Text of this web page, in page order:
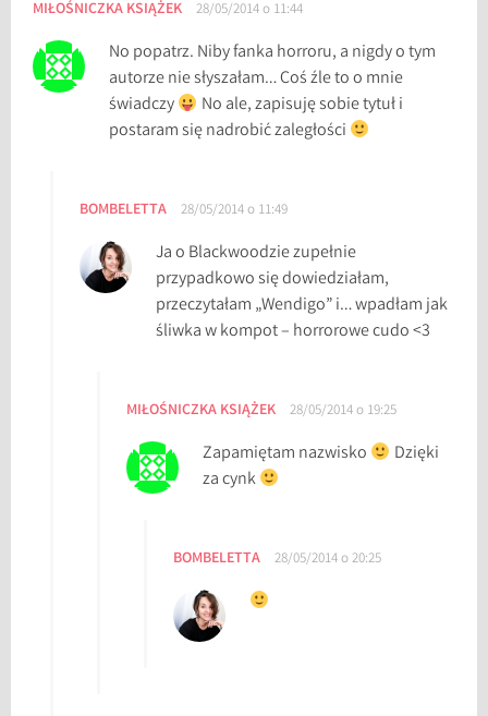
MIŁOŚNICZKA KSIĄŻEK 28/05/2014 o 11:44
No popatrz. Niby fanka horroru, a nigdy o tym
autorze nie słyszałam… Coś źle to o mnie
świadczy
No ale, zapisuję sobie tytuł i
postaram się nadrobić zaległości
BOMBELETTA 28/05/2014 o 11:49
Ja o Blackwoodzie zupełnie
przypadkowo się dowiedziałam,
przeczytałam „Wendigo” i… wpadłam jak
śliwka w kompot – horrorowe cudo <3
MIŁOŚNICZKA KSIĄŻEK 28/05/2014 o 19:25
Zapamiętam nazwisko
Dzięki
za cynk
BOMBELETTA 28/05/2014 o 20:25